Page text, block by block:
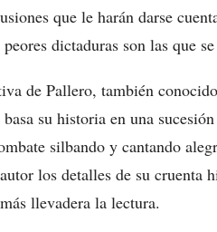
que le harán darse
dictaduras son las que
de Pallero, también
su historia en una
silbando y cantando
los detalles de su cruenta
llevadera la lectura.